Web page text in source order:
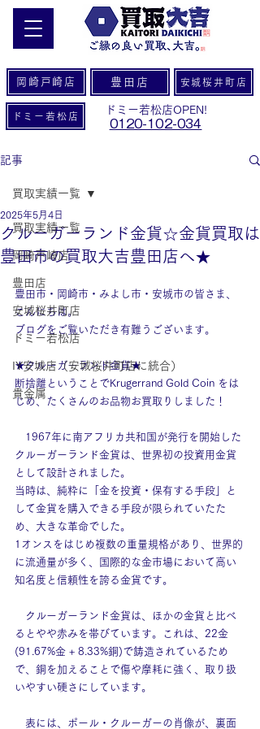
岡崎戸崎店 豊田店 安城桜井町店
ドミー若松店
ドミー若松店OPEN!
0120-102-034
記事
買取実績一覧
岡崎戸崎店
豊田店
安城桜井町店
ドミー若松店
IY安城店（安城桜井町店に統合）
貴金属
買取実績一覧
クルーガーランド金貨☆金貨買取は
豊田市の買取大吉豊田店へ★
2025年5月4日
豊田市・岡崎市・みよし市・安城市の皆さま、
こんにちは。
ブログをご覧いただき有難うございます。
★クルーガーランド金貨★
断捨離ということでKrugerrand Gold Coin をは
じめ、たくさんのお品物お買取りしました！
1967年に南アフリカ共和国が発行を開始した
クルーガーランド金貨は、世界初の投資用金貨
として設計されました。
当時は、純粋に「金を投資・保有する手段」と
して金貨を購入できる手段が限られていたた
め、大きな革命でした。
1オンスをはじめ複数の重量規格があり、世界的
に流通量が多く、国際的な金市場において高い
知名度と信頼性を誇る金貨です。
クルーガーランド金貨は、ほかの金貨と比べ
るとやや赤みを帯びています。これは、22金
(91.67%金 + 8.33%銅)で鋳造されているため
で、銅を加えることで傷や摩耗に強く、取り扱
いやすい硬さにしています。
表には、ポール・クルーガーの肖像が、裏面